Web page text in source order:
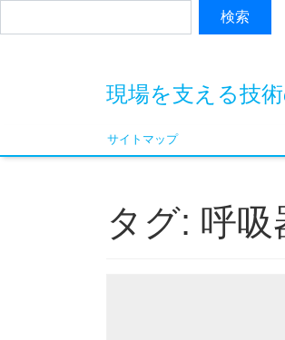
現場を支える技
サイトマップ
タグ: 呼吸